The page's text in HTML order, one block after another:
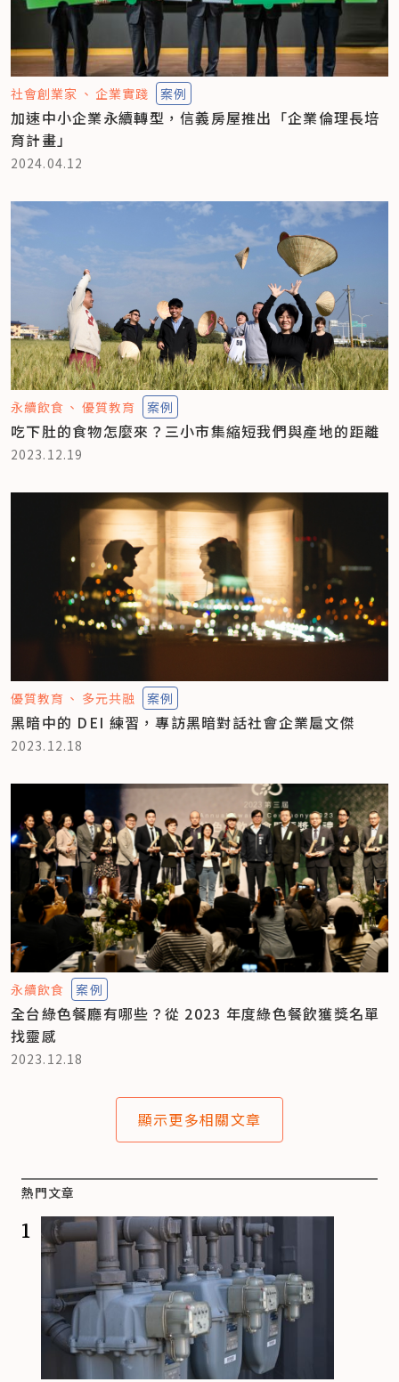
社會創業家 企業實踐 案例
加速中小企業永續轉型，信義房屋推出「企業倫理長培
育計畫」
2024.04.12
永續飲食 優質教育 案例
吃下肚的食物怎麼來？三小市集縮短我們與產地的距離
2023.12.19
優質教育 多元共融 案例
黑暗中的 DEI 練習，專訪黑暗對話社會企業扈文傑
2023.12.18
永續飲食 案例
全台綠色餐廳有哪些？從 2023 年度綠色餐飲獲獎名單
找靈感
2023.12.18
顯示更多相關文章
熱門文章
1